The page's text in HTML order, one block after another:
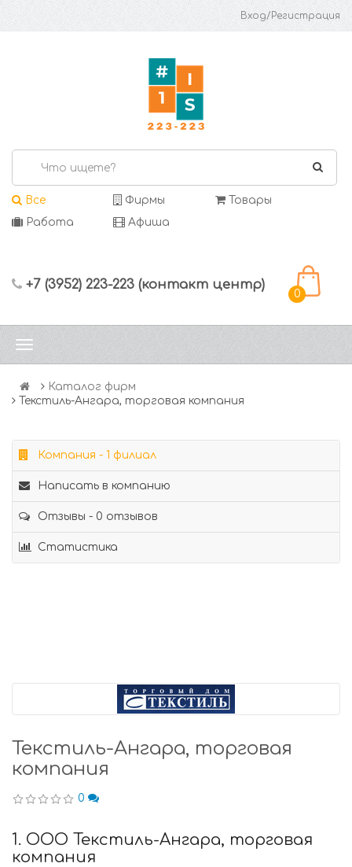
Вход/Регистрация
Все Фирмы
Товары
Работа
Афиша
+7 (3952) 223-223 (контакт центр)
0
Каталог фирм
Текстиль-Ангара, торговая компания
Компания - 1 филиал
Написать в компанию
Отзывы - 0 отзывов
Статистика
Текстиль-Ангара, торговая
компания
0
1. ООО Текстиль-Ангара, торговая
компания